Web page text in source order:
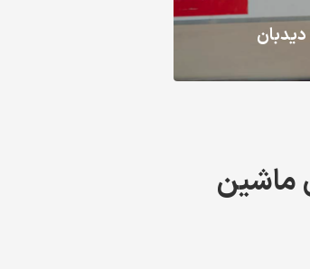
ماشین